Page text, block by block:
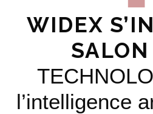
WIDEX
SALON
l’intelligence